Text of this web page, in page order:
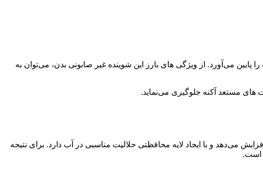
می‌آورد. از ویژگی های بارز این شوینده غیر صابونی بدن، می‌توان به
های مستعد آکنه جلوگیری می‌نماید.
می‌دهد و با ایجاد لایه محافظتی حلالیت مناسبی در آب دارد. برای نتیجه
است.